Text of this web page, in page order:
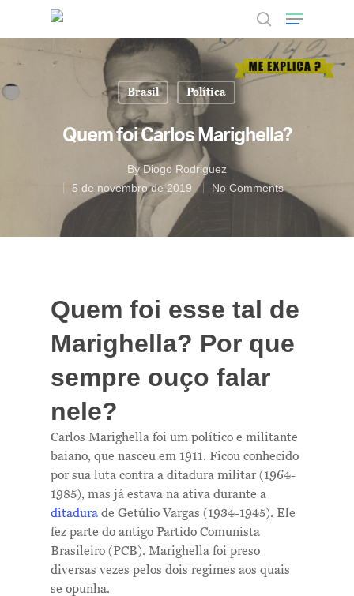
Hit enter to search or ESC to close
Brasil Política
Quem foi Carlos Marighella?
ByDiogo Rodriguez
5 de novembro de 2019
No Comments
Quem foi esse tal de
Marighella? Por que
sempre ouço falar
nele?
Carlos Marighella foi um político e militante
baiano, que nasceu em 1911. Ficou conhecido
por sua luta contra a ditadura militar (1964-
1985), mas já estava na ativa durante a
ditadura de Getúlio Vargas (1934-1945). Ele
fez parte do antigo Partido Comunista
Brasileiro (PCB). Marighella foi preso
diversas vezes pelos dois regimes aos quais
se opunha.